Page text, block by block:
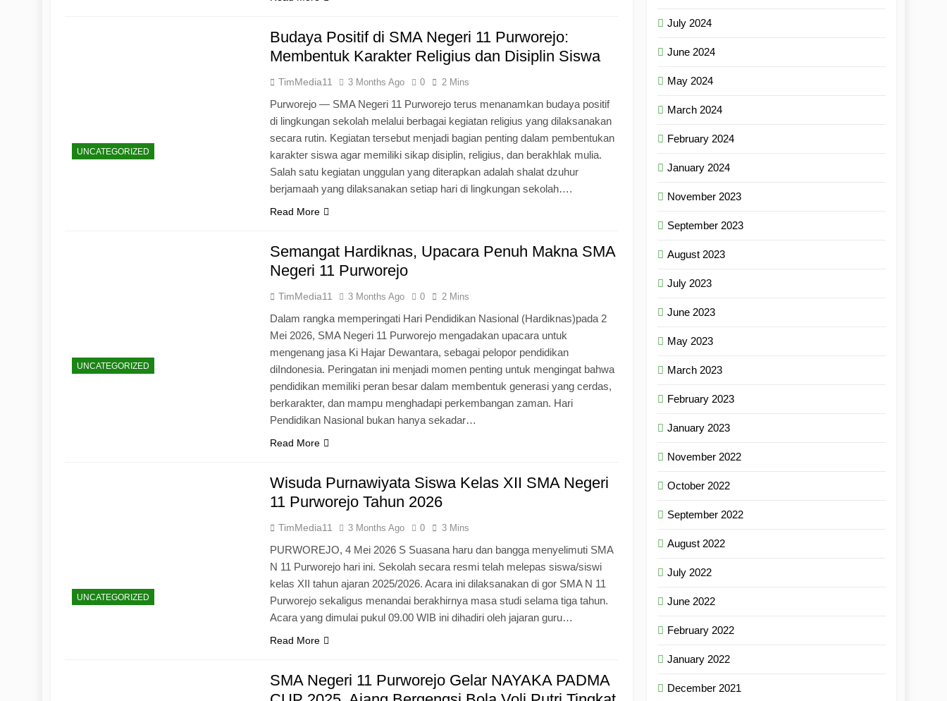
UNCATEGORIZED
Budaya Positif di SMA Negeri 11 Purworejo:
Membentuk Karakter Religius dan Disiplin Siswa
TimMedia11 3 Months Ago 0 2 Mins
Purworejo — SMA Negeri 11 Purworejo terus menanamkan budaya positif
di lingkungan sekolah melalui berbagai kegiatan religius yang dilaksanakan
secara rutin. Kegiatan tersebut menjadi bagian penting dalam pembentukan
karakter siswa agar memiliki sikap disiplin, religius, dan berakhlak mulia.
Salah satu kegiatan unggulan yang diterapkan adalah shalat dzuhur
berjamaah yang dilaksanakan setiap hari di lingkungan sekolah….
Read More
UNCATEGORIZED
Semangat Hardiknas, Upacara Penuh Makna SMA
Negeri 11 Purworejo
TimMedia11 3 Months Ago 0 2 Mins
Dalam rangka memperingati Hari Pendidikan Nasional (Hardiknas)pada 2
Mei 2026, SMA Negeri 11 Purworejo mengadakan upacara untuk
mengenang jasa Ki Hajar Dewantara, sebagai pelopor pendidikan
diIndonesia. Peringatan ini menjadi momen penting untuk mengingat bahwa
pendidikan memiliki peran besar dalam membentuk generasi yang cerdas,
berkarakter, dan mampu menghadapi perkembangan zaman. Hari
Pendidikan Nasional bukan hanya sekadar…
Read More
UNCATEGORIZED
Wisuda Purnawiyata Siswa Kelas XII SMA Negeri
11 Purworejo Tahun 2026
TimMedia11 3 Months Ago 0 3 Mins
PURWOREJO, 4 Mei 2026 S Suasana haru dan bangga menyelimuti SMA
N 11 Purworejo hari ini. Sekolah secara resmi telah melepas siswa/siswi
kelas XII tahun ajaran 2025/2026. Acara ini dilaksanakan di gor SMA N 11
Purworejo sekaligus menandai berakhirnya masa studi selama tiga tahun.
Acara yang dimulai pukul 09.00 WIB ini dihadiri oleh jajaran guru…
Read More
SMA Negeri 11 Purworejo Gelar NAYAKA PADMA
July 2024
June 2024
May 2024
March 2024
February 2024
January 2024
November 2023
September 2023
August 2023
July 2023
June 2023
May 2023
March 2023
February 2023
January 2023
November 2022
October 2022
September 2022
August 2022
July 2022
June 2022
February 2022
January 2022
December 2021